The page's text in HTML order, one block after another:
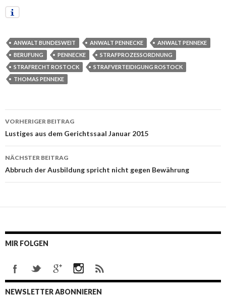
ANWALT BUNDESWEIT ANWALT PENNECKE
ANWALT PENNEKE
BERUFUNG
PENNECKE
STRAFPROZESSORDNUNG
STRAFRECHT ROSTOCK
STRAFVERTEIDIGUNG ROSTOCK
THOMAS PENNEKE
Beitrags-
Navigation
VORHERIGER BEITRAG
Lustiges aus dem Gerichtssaal Januar 2015
NÄCHSTER BEITRAG
Abbruch der Ausbildung spricht nicht gegen Bewährung
MIR FOLGEN
NEWSLETTER ABONNIEREN